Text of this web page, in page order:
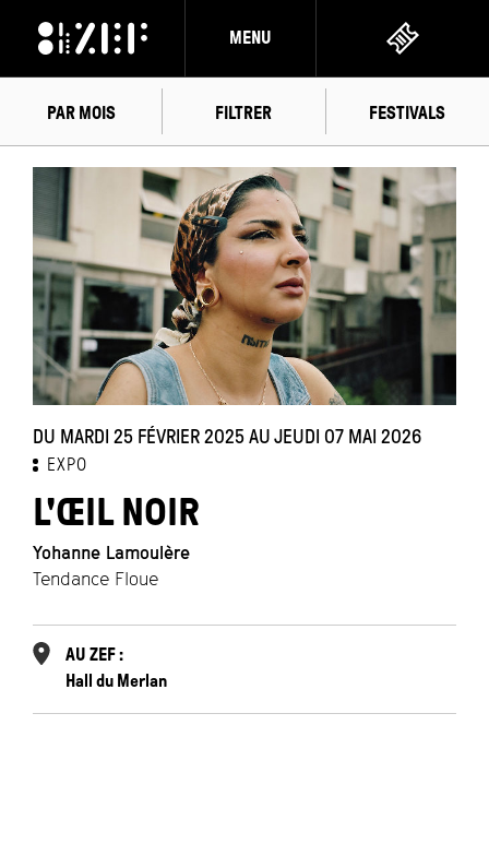
MENU
PAR MOIS FILTRER FESTIVALS
FÉVRIER 2025
DU MARDI 25 FÉVRIER 2025 AU JEUDI 07 MAI 2026
EXPO
L'ŒIL NOIR
Yohanne Lamoulère
Tendance Floue
AU ZEF :
Hall du Merlan